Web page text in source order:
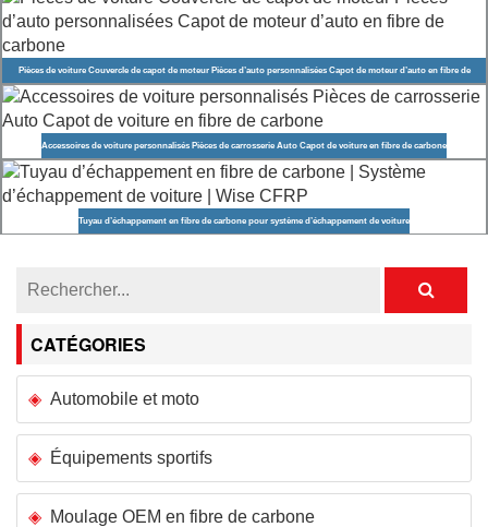
Pièces de voiture Couvercle de capot de moteur Pièces d’auto personnalisées Capot de moteur d’auto en fibre de
carbone
Accessoires de voiture personnalisés Pièces de carrosserie Auto Capot de voiture en fibre de carbone
Tuyau d’échappement en fibre de carbone pour système d’échappement de voiture
CATÉGORIES
Automobile et moto
Équipements sportifs
Moulage OEM en fibre de carbone